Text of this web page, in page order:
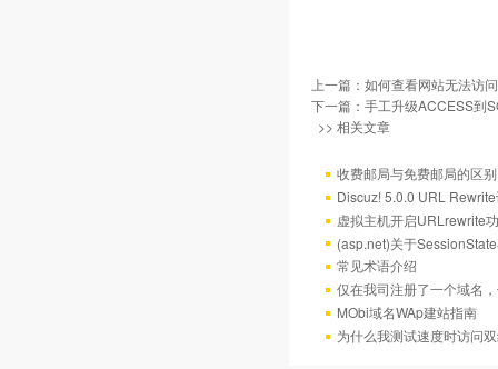
上一篇： 如何查看网站无法访
下一篇： 手工升级ACCESS到
>> 相关文章
收费邮局与免费邮局的区别
Discuz! 5.0.0 URL
虚拟主机开启URLrewrite
(asp.net)关于
常见术语介绍
仅在我司注册了一个域名
MObi域名WAp建站指南
为什么我测试速度时访问